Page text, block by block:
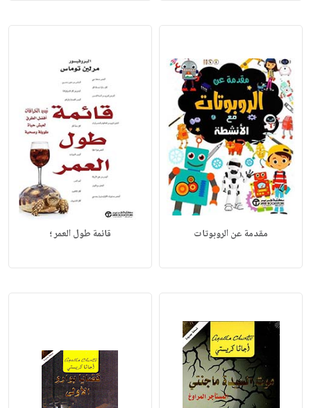
مقدمة عن الروبوتات قائمة طول العمر ؛